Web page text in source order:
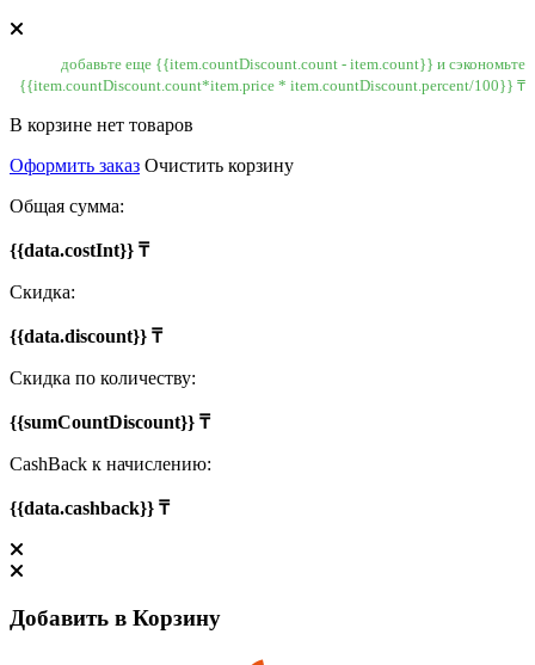
добавьте еще {{item.countDiscount.count - item.count}} и сэкономьте
{{item.countDiscount.count*item.price * item.countDiscount.percent/100}} ₸
В корзине нет товаров
Оформить заказ Очистить корзину
Общая сумма:
{{data.costInt}} ₸
Скидка:
{{data.discount}} ₸
Скидка по количеству:
{{sumCountDiscount}} ₸
CashBack к начислению:
{{data.cashback}} ₸
Добавить в Корзину